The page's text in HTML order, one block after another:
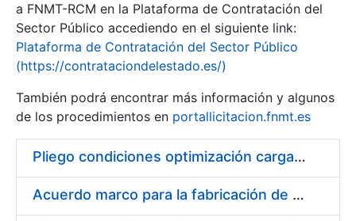
Erakutsi/Ezkutatu
a FNMT-RCM en la Plataforma de Contratación del
Sector Público accediendo en el siguiente link:
Plataforma de Contratación del Sector Público
(https://contrataciondelestado.es/)
También podrá encontrar más información y algunos
de los procedimientos en portallicitacion.fnmt.es
Pliego condiciones optimización cargas compras firmado
Acuerdo marco para la fabricación de piezas